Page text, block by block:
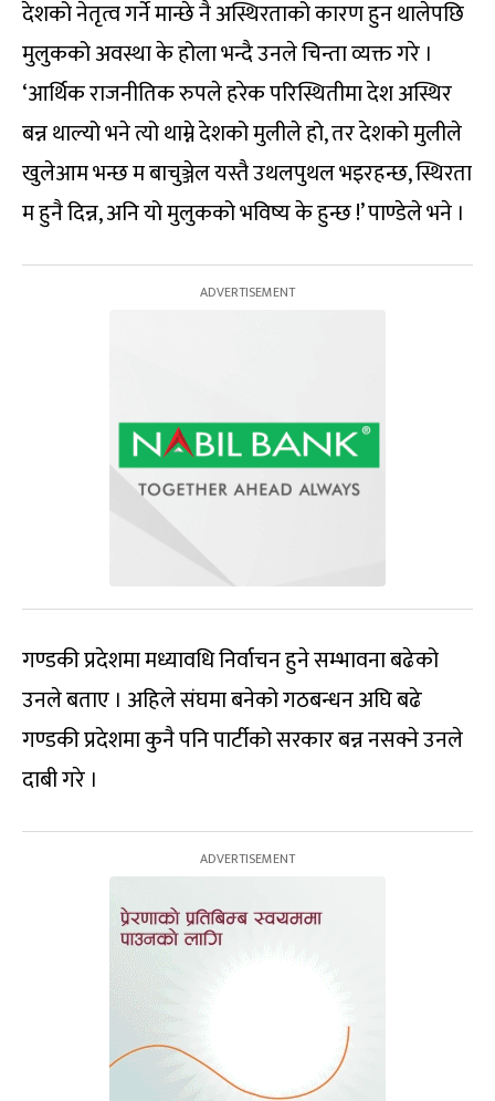
देशको नेतृत्व गर्ने मान्छे नै अस्थिरताको कारण हुन थालेपछि
मुलुकको अवस्था के होला भन्दै उनले चिन्ता व्यक्त गरे ।
‘आर्थिक राजनीतिक रुपले हरेक परिस्थितीमा देश अस्थिर
बन्न थाल्यो भने त्यो थाम्ने देशको मुलीले हो, तर देशको मुलीले
खुलेआम भन्छ म बाचुञ्जेल यस्तै उथलपुथल भइरहन्छ, स्थिरता
म हुनै दिन्न, अनि यो मुलुकको भविष्य के हुन्छ !’ पाण्डेले भने ।
गण्डकी प्रदेशमा मध्यावधि निर्वाचन हुने सम्भावना बढेको
उनले बताए । अहिले संघमा बनेको गठबन्धन अघि बढे
गण्डकी प्रदेशमा कुनै पनि पार्टीको सरकार बन्न नसक्ने उनले
दाबी गरे ।